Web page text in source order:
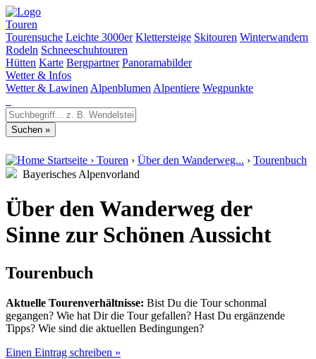
Touren
Tourensuche Leichte 3000er Klettersteige Skitouren Winterwandern
Rodeln Schneeschuhtouren
Hütten Karte Bergpartner Panoramabilder
Wetter & Infos
Wetter & Lawinen Alpenblumen Alpentiere Wegpunkte
Startseite › Touren › Über den Wanderweg... › Tourenbuch
Bayerisches Alpenvorland
Über den Wanderweg der
Sinne zur Schönen Aussicht
Tourenbuch
Aktuelle Tourenverhältnisse: Bist Du die Tour schonmal
gegangen? Wie hat Dir die Tour gefallen? Hast Du ergänzende
Tipps? Wie sind die aktuellen Bedingungen?
Einen Eintrag schreiben »